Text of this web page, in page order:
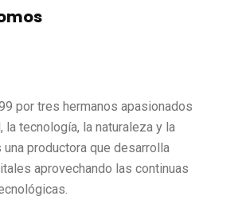
por tres hermanos apasionados
la tecnología, la naturaleza y la
una productora que desarrolla
aprovechando las continuas